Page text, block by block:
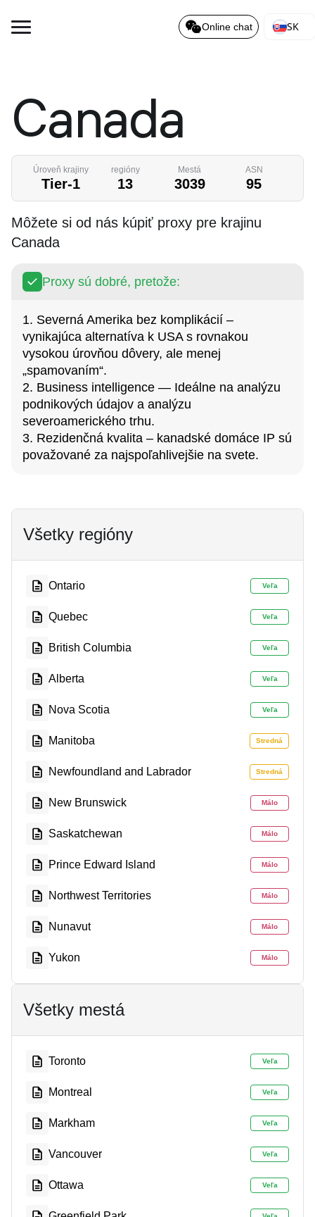
Online chat SK
Canada
Úroveň krajiny
Tier-1
regióny
13
Mestá
3039
ASN
95
Môžete si od nás kúpiť proxy pre krajinu
Canada
Proxy sú dobré, pretože:
1. Severná Amerika bez komplikácií –
vynikajúca alternatíva k USA s rovnakou
vysokou úrovňou dôvery, ale menej
„spamovaním“.
2. Business intelligence — Ideálne na analýzu
podnikových údajov a analýzu
severoamerického trhu.
3. Rezidenčná kvalita – kanadské domáce IP sú
považované za najspoľahlivejšie na svete.
Všetky regióny
Ontario Veľa
Quebec Veľa
British Columbia Veľa
Alberta Veľa
Nova Scotia Veľa
Manitoba Stredná
Newfoundland and Labrador Stredná
New Brunswick Málo
Saskatchewan Málo
Prince Edward Island Málo
Northwest Territories Málo
Nunavut Málo
Yukon Málo
Všetky mestá
Toronto Veľa
Montreal Veľa
Markham Veľa
Vancouver Veľa
Ottawa Veľa